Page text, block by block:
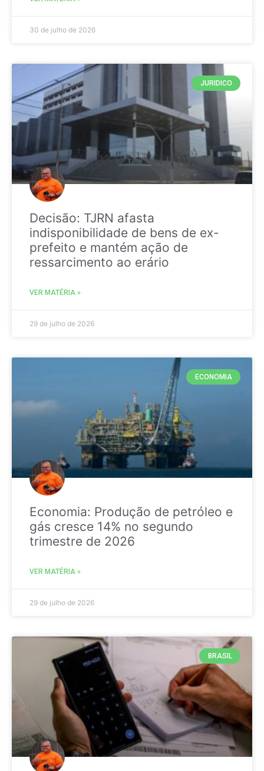
30 de julho de 2026
JURIDICO
Decisão: TJRN afasta
indisponibilidade de bens de ex-
prefeito e mantém ação de
ressarcimento ao erário
VER MATÉRIA »
29 de julho de 2026
ECONOMIA
Economia: Produção de petróleo e
gás cresce 14% no segundo
trimestre de 2026
VER MATÉRIA »
29 de julho de 2026
BRASIL